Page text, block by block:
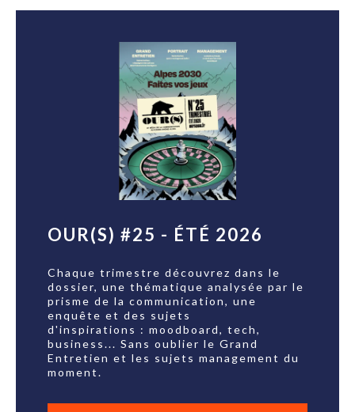
OUR(S) #25 - ÉTÉ 2026
Chaque trimestre découvrez dans le
dossier, une thématique analysée par le
prisme de la communication, une
enquête et des sujets
d'inspirations : moodboard, tech,
business... Sans oublier le Grand
Entretien et les sujets management du
moment.